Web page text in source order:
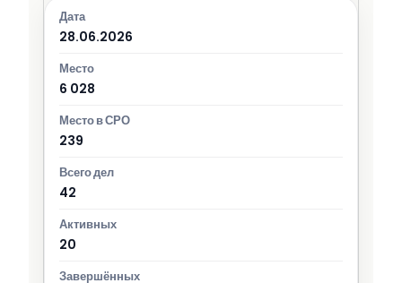
28.06.2026
6 028
239
42
20